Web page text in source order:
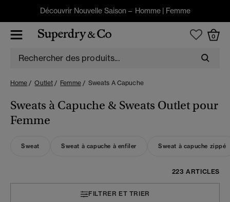
Découvrir Nouvelle Saison – Homme| Femme
0
Home Outlet Femme Sweats A Capuche
Sweats à Capuche & Sweats Outlet pour
Femme
Sweat Sweat à capuche à enfiler Sweat à capuche zippé
223 ARTICLES
FILTRER ET TRIER